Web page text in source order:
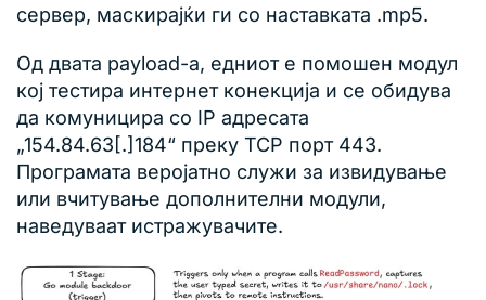
сервер, маскирајќи ги со наставката .mp5.
Од двата payload-а, едниот е помошен модул
кој тестира интернет конекција и се обидува
да комуницира со IP адресата
„154.84.63[.]184“ преку TCP порт 443.
Програмата веројатно служи за извидување
или вчитување дополнителни модули,
наведуваат истражувачите.